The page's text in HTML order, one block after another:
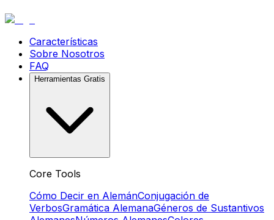
Características
Sobre Nosotros
FAQ
Herramientas Gratis
Core Tools
Cómo Decir en AlemánConjugación de
VerbosGramática AlemanaGéneros de Sustantivos